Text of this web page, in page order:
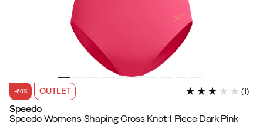
-60% OUTLET (1)
Speedo
Speedo Womens Shaping Cross Knot 1 Piece Dark Pink